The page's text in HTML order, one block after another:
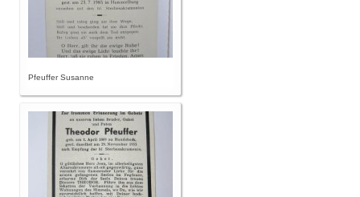
Pfeuffer Susanne